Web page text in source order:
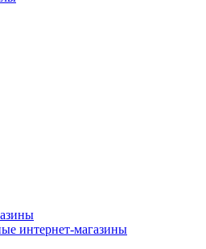
интернет-магазины